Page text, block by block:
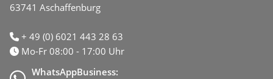
63741 Aschaffenburg
+ 49 (0) 6021 443 28 63
Mo-Fr 08:00 - 17:00 Uhr
WhatsAppBusiness: